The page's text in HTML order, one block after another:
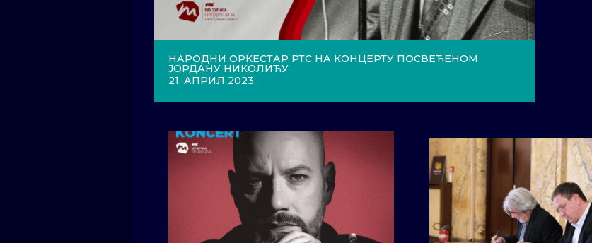
НАРОДНИ ОРКЕСТАР РТС НА КОНЦЕРТУ ПОСВЕЋЕНОМ
ЈОРДАНУ НИКОЛИЋУ
21. АПРИЛ 2023.